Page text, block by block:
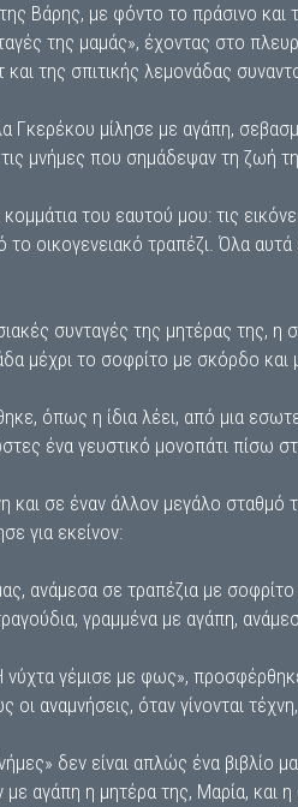
Βάρης, με φόντο το πράσινο
της μαμάς», έχοντας στο
της σπιτικής λεμονάδας
Γκερέκου μίλησε με αγάπη,
τις μνήμες που σημάδεψαν τη ζωή
του εαυτού μου: τις
οικογενειακό τραπέζι. Όλα
συνταγές της μητέρας της, η
μέχρι το σοφρίτο με σκόρδο και
όπως η ίδια λέει, από μια
ένα γευστικό μονοπάτι πίσω
και σε έναν άλλον μεγάλο
για εκείνον:
ανάμεσα σε τραπέζια με
γραμμένα με αγάπη,
γέμισε με φως»,
οι αναμνήσεις, όταν γίνονται
δεν είναι απλώς ένα βιβλίο
με αγάπη η μητέρα της, Μαρία,